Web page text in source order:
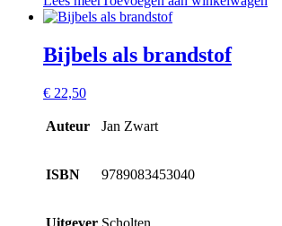
Bijbels als brandstof
€ 22,50
Auteur Jan Zwart
ISBN 9789083453040
Uitgever Scholten